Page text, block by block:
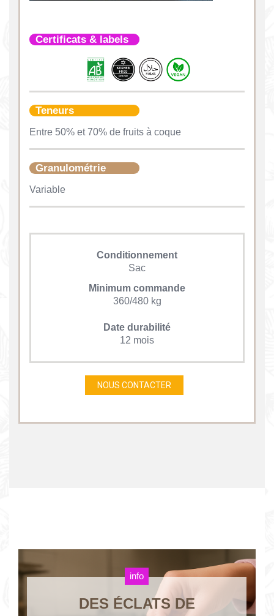
Certificats & labels
Teneurs
Entre 50% et 70% de fruits à coque
Granulométrie
Variable
Conditionnement
Sac
Minimum commande
360/480 kg
Date durabilité
12 mois
NOUS CONTACTER
DES ÉCLATS DE
info